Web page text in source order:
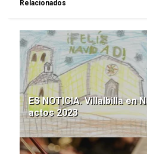
Relacionados
ES NOTICIA. Villalbilla en
actos 2023